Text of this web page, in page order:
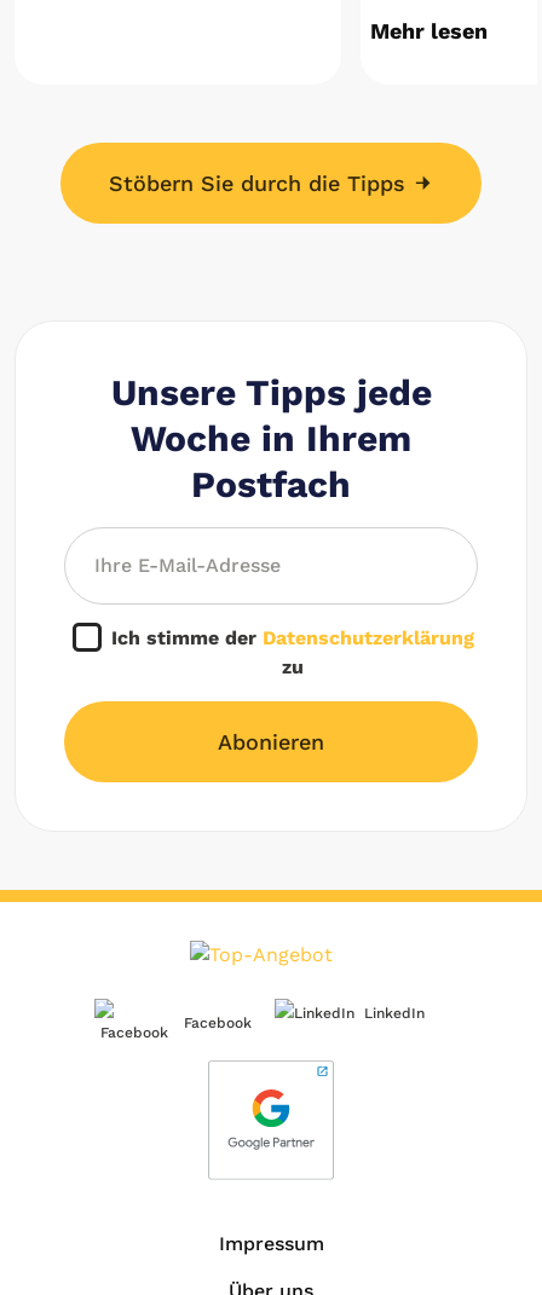
Mehr lesen
Stöbern Sie durch die Tipps
Unsere Tipps jede
Woche in Ihrem
Postfach
Ich stimme der Datenschutzerklärung
zu
Abonieren
Facebook
LinkedIn
Impressum